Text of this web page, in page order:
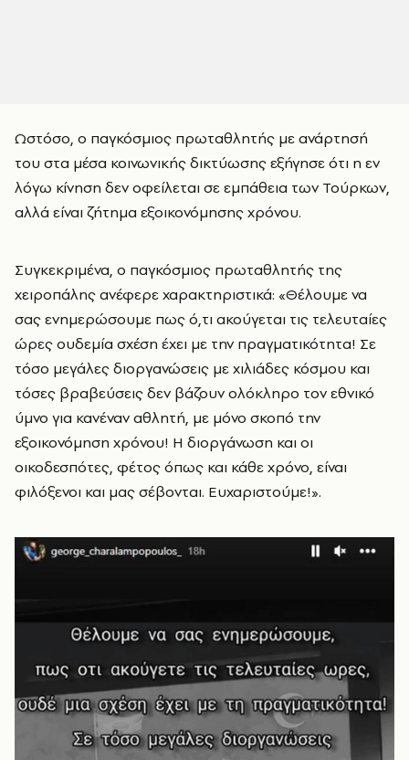
Ωστόσο, ο παγκόσμιος πρωταθλητής με ανάρτησή
του στα μέσα κοινωνικής δικτύωσης εξήγησε ότι η εν
λόγω κίνηση δεν οφείλεται σε εμπάθεια των Τούρκων,
αλλά είναι ζήτημα εξοικονόμησης χρόνου.
Συγκεκριμένα, ο παγκόσμιος πρωταθλητής της
χειροπάλης ανέφερε χαρακτηριστικά: «Θέλουμε να
σας ενημερώσουμε πως ό,τι ακούγεται τις τελευταίες
ώρες ουδεμία σχέση έχει με την πραγματικότητα! Σε
τόσο μεγάλες διοργανώσεις με χιλιάδες κόσμου και
τόσες βραβεύσεις δεν βάζουν ολόκληρο τον εθνικό
ύμνο για κανέναν αθλητή, με μόνο σκοπό την
εξοικονόμηση χρόνου! Η διοργάνωση και οι
οικοδεσπότες, φέτος όπως και κάθε χρόνο, είναι
φιλόξενοι και μας σέβονται. Ευχαριστούμε!».